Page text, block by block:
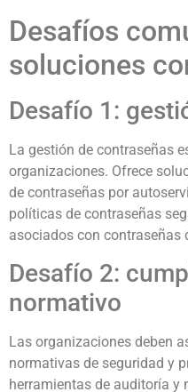
Desafíos
soluciones
Desafío 1:
La gestión de contraseñas
organizaciones. Ofrece
de contraseñas por
políticas de contraseñas
asociados con contraseñas
Desafío 2:
normativo
Las organizaciones deben
normativas de seguridad y
herramientas de auditoría y